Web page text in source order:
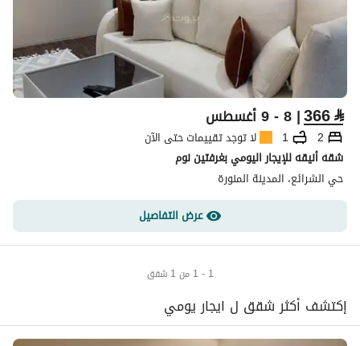
⃁
366| 8 - 9 أغسطس
2
1
لا توجد تقييمات حتى الآن
شقه أنيقه للإيجار اليومي بغرفتين نوم
حي الشرائع، المدينة المنورة
عرض التفاصيل
1 - 1 من 1 شقق
إكتشف أكثر شقق ل ايجار يومي